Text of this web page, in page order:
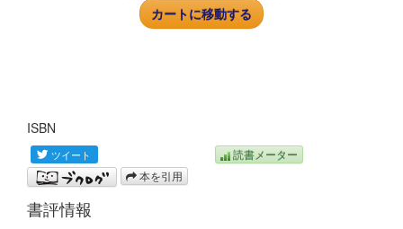
カートに移動する
ISBN
読書メーター
本を引用
書評情報